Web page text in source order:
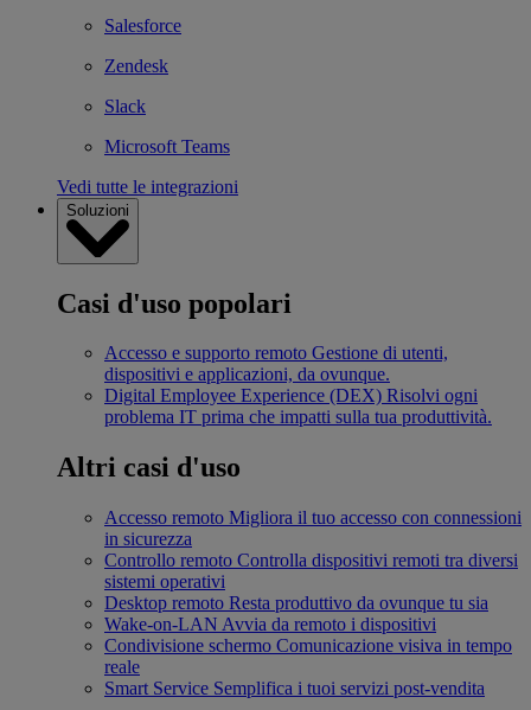
Salesforce
Zendesk
Slack
Microsoft Teams
Vedi tutte le integrazioni
Soluzioni
Casi d'uso popolari
Accesso e supporto remoto Gestione di utenti,
dispositivi e applicazioni, da ovunque.
Digital Employee Experience (DEX) Risolvi ogni
problema IT prima che impatti sulla tua produttività.
Altri casi d'uso
Accesso remoto Migliora il tuo accesso con connessioni
in sicurezza
Controllo remoto Controlla dispositivi remoti tra diversi
sistemi operativi
Desktop remoto Resta produttivo da ovunque tu sia
Wake-on-LAN Avvia da remoto i dispositivi
Condivisione schermo Comunicazione visiva in tempo
reale
Smart Service Semplifica i tuoi servizi post-vendita